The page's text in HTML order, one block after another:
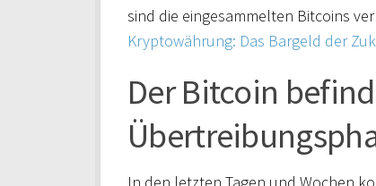
sind die eingesammelten Bitcoins
Kryptowährung: Das Bargeld der
Der Bitcoin